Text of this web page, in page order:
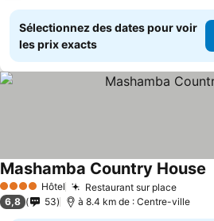
Sélectionnez des dates pour voir
les prix exacts
4 Étoiles Hôtel Restaurant sur place
Mashamba Country House
6,8 53 à 8.4 km de : Centre-ville